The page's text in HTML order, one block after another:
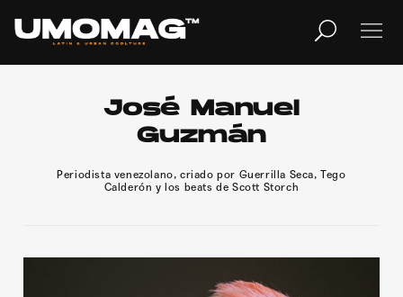
LIFESTYLE
José Manuel
Guzmán
Periodista venezolano, criado por Guerrilla Seca, Tego
Calderón y los beats de Scott Storch